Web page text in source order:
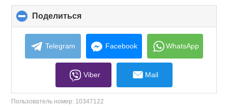
Поделиться
to
collapse
contents
Telegram Facebook WhatsApp
Viber Mail
Пользователь номер: 10347122